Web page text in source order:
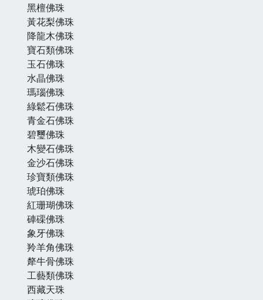
黑檀佛珠
黃花梨佛珠
降龍木佛珠
寶石類佛珠
玉石佛珠
水晶佛珠
瑪瑙佛珠
綠鬆石佛珠
青金石佛珠
碧璽佛珠
木變石佛珠
金沙石佛珠
珍寶類佛珠
琥珀佛珠
紅珊瑚佛珠
硨磲佛珠
象牙佛珠
羚羊角佛珠
犛牛骨佛珠
工藝類佛珠
西藏天珠